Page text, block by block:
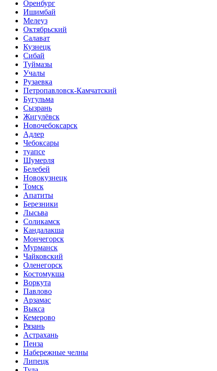
Оренбург
Ишимбай
Мелеуз
Октябрьский
Салават
Кузнецк
Сибай
Туймазы
Учалы
Рузаевка
Петропавловск-Камчатский
Бугульма
Сызрань
Жигулёвск
Новочебоксарск
Адлер
Чебоксары
туапсе
Шумерля
Белебей
Новокузнецк
Томск
Апатиты
Березники
Лысьва
Соликамск
Кандалакша
Мончегорск
Мурманск
Чайковский
Оленегорск
Костомукша
Воркута
Павлово
Арзамас
Выкса
Кемерово
Рязань
Астрахань
Пенза
Набережные челны
Липецк